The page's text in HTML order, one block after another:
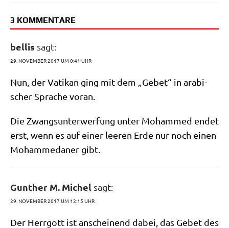
3 KOMMENTARE
bellis sagt:
29. NOVEMBER 2017 UM 0:41 UHR
Nun, der Vati­kan ging mit dem „Gebet“ in ara­bi­
scher Spra­che voran.
Die Zwangs­un­ter­wer­fung unter Moham­med endet
erst, wenn es auf einer lee­ren Erde nur noch einen
Moham­me­da­ner gibt.
Gunther M. Michel sagt:
29. NOVEMBER 2017 UM 12:15 UHR
Der Herr­gott ist anschei­nend dabei, das Gebet des